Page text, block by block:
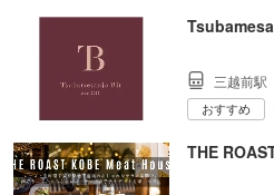
三越前駅
おすすめ